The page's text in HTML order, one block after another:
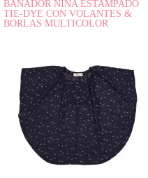
BAÑADOR NIÑA ESTAMPADO
TIE-DYE CON VOLANTES &
BORLAS MULTICOLOR